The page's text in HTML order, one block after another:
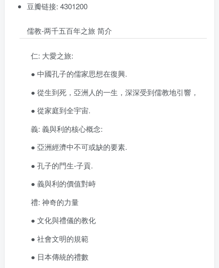
豆瓣链接: 4301200
儒教-两千五百年之旅 简介
仁: 大愛之旅:
● 中國孔子的儒家思想在復興.
● 從生到死，亞洲人的一生，深深受到儒教地引響，
● 從家庭到全宇宙.
義: 義與利的核心概念:
● 亞洲經濟中不可或缺的要素.
● 孔子的門生-子貢.
● 義與利的價值對峙
禮: 神奇的力量
● 文化與禮儀的教化
● 社會文明的規範
● 日本傳統的禮數